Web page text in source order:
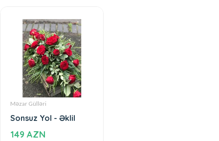
Məzar Gülləri
Sonsuz Yol - Əklil
149 AZN